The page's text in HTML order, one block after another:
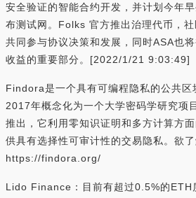
安全验证的智能合约开发，并计划今年
布测试网。Folks 官方推出治理代币，
共同参与协议决策和发展，同时ASA也
收益的重要部分。[2022/1/21 9:03:49]
Findora是一个具有可编程隐私的公共
2017年概念化为一个大学密码学研究项
推出，它利用零知识证明和多方计算方
供具有选择性可审计性的交易隐私。欲
https://findora.org/
Lido Finance：目前有超过0.5%的